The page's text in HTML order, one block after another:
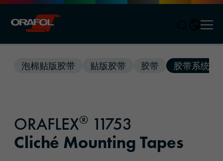
泡棉贴版胶带 贴版胶带 胶带 胶带系统
ORAFLEX® 11753
Cliché Mounting Tapes